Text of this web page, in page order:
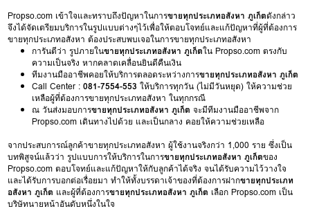
Propso.com เข้าใจและทราบถึงปัญหาในการขายทุกประเภทอสังหา ภูเก็ตดังกล่าว
จึงได้จัดเตรียมบริการในรูปแบบต่างๆไว้เพื่อให้ตอบโจทย์และแก้ปัญหาที่ผู้ที่ต้องการ
ขายทุกประเภทอสังหา ต้องประสบพบเจอในการขายทุกประเภทอสังหา
การันตีว่า รูปภายในขายทุกประเภทอสังหา ภูเก็ตใน Propso.com ตรงกับ
ความเป็นจริง หากคลาดเคลื่อนยินดีคืนเงิน
ทีมงานมืออาชีพคอยให้บริการตลอดระหว่างการขายทุกประเภทอสังหา ภูเก็ต
Call Center :081-7554-553 ให้บริการทุกวัน (ไม่มีวันหยุด) ให้ความช่วย
เหลือผู้ที่ต้องการขายทุกประเภทอสังหา ในทุกกรณี
ณ วันส่งมอบการขายทุกประเภทอสังหา ภูเก็ต จะมีทีมงานมืออาชีพจาก
Propso.com เดินทางไปด้วย และเป็นกลาง คอยให้ความช่วยเหลือ
จากประสบการณ์ลูกค้าขายทุกประเภทอสังหา ผู้ใช้งานจริงกว่า 1,000 ราย ซึ่งเป็น
บทพิสูจน์แล้วว่า รูปแบบการให้บริการในการขายทุกประเภทอสังหา ภูเก็ตของ
Propso.com ตอบโจทย์และแก้ปัญหาให้กับลูกค้าได้จริง จนได้รับความไว้วางใจ
และได้รับการบอกต่อเรื่อยมา ทำให้ทั้งบรรดาเจ้าของที่ต้องการฝากขายทุกประเภท
อสังหา ภูเก็ต และผู้ที่ต้องการขายทุกประเภทอสังหา ภูเก็ต เลือก Propso.com เป็น
บริษัทนายหน้าอันดับหนึ่งในใจ